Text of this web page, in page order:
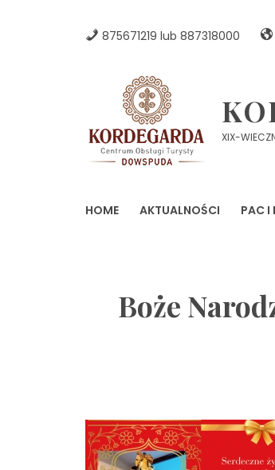
875671219 lub 887318000
XIX-
HOME AKTUALNOŚCI PAC I
Boże